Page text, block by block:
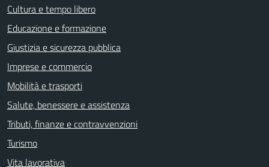
Cultura e tempo libero
Educazione e formazione
Giustizia e sicurezza pubblica
Imprese e commercio
Mobilità e trasporti
Salute, benessere e assistenza
Tributi, finanze e contravvenzioni
Turismo
Vita lavorativa